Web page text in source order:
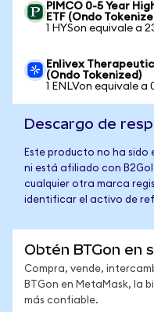
PIMCO 0-5 Year
ETF (Ondo
1 HYSon equivale a
Enlivex
(Ondo Tokenized)
1 ENLVon equivale
Descargo de
Este producto no ha
ni está afiliado con
cualquier otra marca
identificar el activo de
Obtén BTGon en
Compra, vende,
BTGon en MetaMask, la
más confiable.